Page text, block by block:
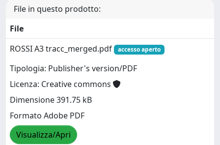
File in questo prodotto:
File
ROSSI A3 tracc_merged.pdf
accesso aperto
Tipologia: Publisher's version/PDF
Licenza: Creative commons
Dimensione 391.75 kB
Formato Adobe PDF
Visualizza/Apri